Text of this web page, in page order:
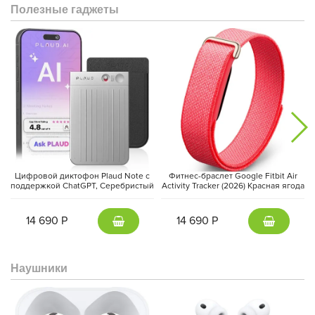
Интеллектуальная системаApple Intelligenceпомогает писать
тексты, анализировать информацию и выполнять задачи
быстрее. При этом особое внимание уделено
конфиденциальности — многие процессы выполняются
непосредственно на устройстве, обеспечивая защиту личных
данных.
Полезные гаджеты
Цифровой диктофон Plaud Note с
поддержкой ChatGPT, Серебристый
14 690 Р
Фитнес-браслет Google Fitbit Air
Activity Tracker (2026) Красная ягода
14 690 Р
Наушники